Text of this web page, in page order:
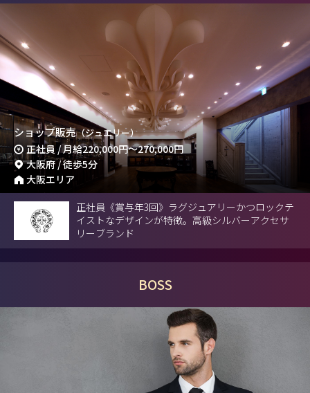
ショップ販売（ジュエリー）
正社員 / 月給220,000円～270,000円
大阪府 / 徒歩5分
大阪エリア
正社員《賞与年3回》ラグジュアリーかつロックテ
イストなデザインが特徴。高級シルバーアクセサ
リーブランド
BOSS